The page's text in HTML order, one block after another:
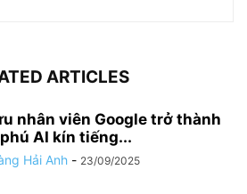
ARTICLES
nhân viên Google trở thành
AI kín tiếng...
Hải Anh - 23/09/2025